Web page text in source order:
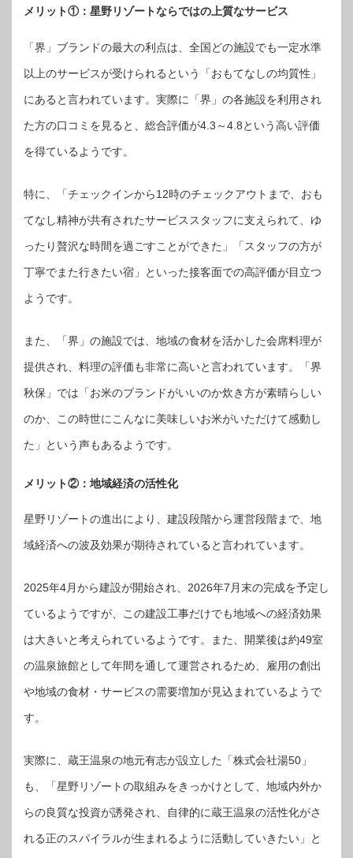
メリット①：星野リゾートならではの上質なサービス
「界」ブランドの最大の利点は、全国どの施設でも一定水準
以上のサービスが受けられるという「おもてなしの均質性」
にあると言われています。実際に「界」の各施設を利用され
た方の口コミを見ると、総合評価が4.3～4.8という高い評価
を得ているようです。
特に、「チェックインから12時のチェックアウトまで、おも
てなし精神が共有されたサービススタッフに支えられて、ゆ
ったり贅沢な時間を過ごすことができた」「スタッフの方が
丁寧でまた行きたい宿」といった接客面での高評価が目立つ
ようです。
また、「界」の施設では、地域の食材を活かした会席料理が
提供され、料理の評価も非常に高いと言われています。「界
秋保」では「お米のブランドがいいのか炊き方が素晴らしい
のか、この時世にこんなに美味しいお米がいただけて感動し
た」という声もあるようです。
メリット②：地域経済の活性化
星野リゾートの進出により、建設段階から運営段階まで、地
域経済への波及効果が期待されていると言われています。
2025年4月から建設が開始され、2026年7月末の完成を予定し
ているようですが、この建設工事だけでも地域への経済効果
は大きいと考えられているようです。また、開業後は約49室
の温泉旅館として年間を通して運営されるため、雇用の創出
や地域の食材・サービスの需要増加が見込まれているようで
す。
実際に、蔵王温泉の地元有志が設立した「株式会社湯50」
も、「星野リゾートの取組みをきっかけとして、地域内外か
らの良質な投資が誘発され、自律的に蔵王温泉の活性化がさ
れる正のスパイラルが生まれるように活動していきたい」と